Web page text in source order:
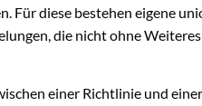
Für diese bestehen eigene
die nicht ohne
einer Richtlinie und einer